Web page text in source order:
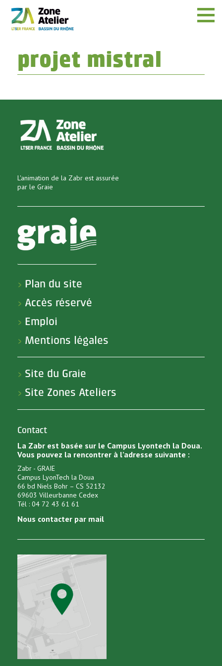
Menu
projet mistral
L'animation de la Zabr est assurée
par le Graie
> Plan du site
> Accès réservé
> Emploi
> Mentions légales
> Site du Graie
> Site Zones Ateliers
Contact
La Zabr est basée sur le Campus Lyontech la Doua.
Vous pouvez la rencontrer à l’adresse suivante :
Zabr - GRAIE
Campus LyonTech la Doua
66 bd Niels Bohr – CS 52132
69603 Villeurbanne Cedex
Tél : 04 72 43 61 61
Nous contacter par mail